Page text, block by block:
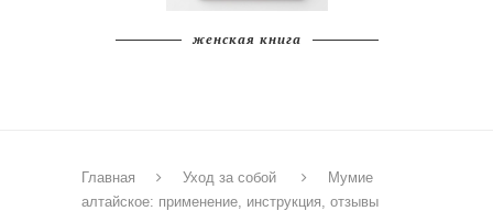
женская книга
Главная Уход за собой
Мумие
алтайское: применение, инструкция, отзывы